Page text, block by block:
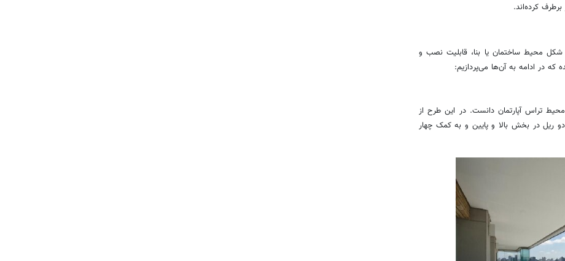
کرده‌اند.
محیط ساختمان یا بنا، قابلیت نصب و
که در ادامه به آن‌ها می‌پردازیم:
تراس آپارتمان دانست. در این طرح از
ریل در بخش بالا و پایین و به کمک چهار